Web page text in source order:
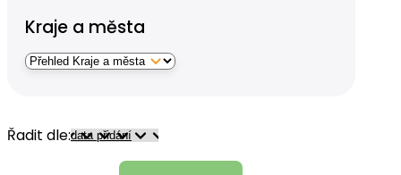
Kraje a města
Řadit dle: